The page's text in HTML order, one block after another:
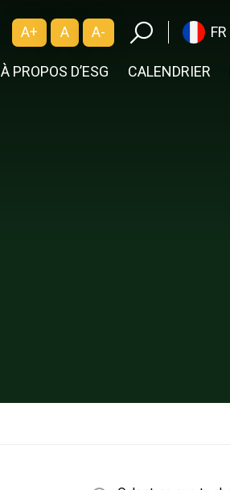
A+ A A- FR
À PROPOS D’ESG CALENDRIER